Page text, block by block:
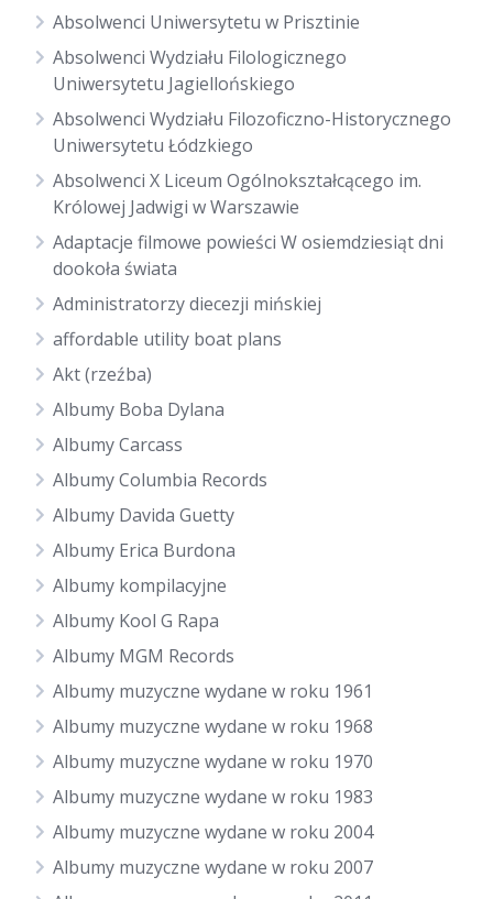
Absolwenci Uniwersytetu w Prisztinie
Absolwenci Wydziału Filologicznego
Uniwersytetu Jagiellońskiego
Absolwenci Wydziału Filozoficzno-Historycznego
Uniwersytetu Łódzkiego
Absolwenci X Liceum Ogólnokształcącego im.
Królowej Jadwigi w Warszawie
Adaptacje filmowe powieści W osiemdziesiąt dni
dookoła świata
Administratorzy diecezji mińskiej
affordable utility boat plans
Akt (rzeźba)
Albumy Boba Dylana
Albumy Carcass
Albumy Columbia Records
Albumy Davida Guetty
Albumy Erica Burdona
Albumy kompilacyjne
Albumy Kool G Rapa
Albumy MGM Records
Albumy muzyczne wydane w roku 1961
Albumy muzyczne wydane w roku 1968
Albumy muzyczne wydane w roku 1970
Albumy muzyczne wydane w roku 1983
Albumy muzyczne wydane w roku 2004
Albumy muzyczne wydane w roku 2007